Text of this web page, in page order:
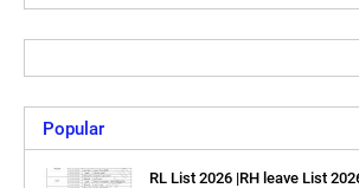
Popular
RL List 2026 |RH leave List